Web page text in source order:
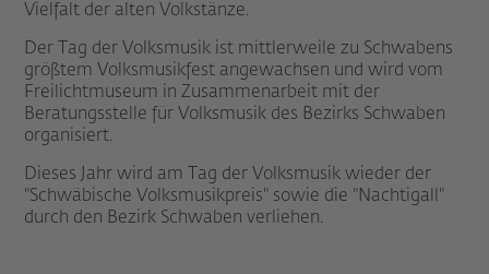
Vielfalt der alten Volkstänze.
Der Tag der Volksmusik ist mittlerweile zu Schwabens
größtem Volksmusikfest angewachsen und wird vom
Freilichtmuseum in Zusammenarbeit mit der
Beratungsstelle für Volksmusik des Bezirks Schwaben
organisiert.
Dieses Jahr wird am Tag der Volksmusik wieder der
"Schwäbische Volksmusikpreis" sowie die "Nachtigall"
durch den Bezirk Schwaben verliehen.